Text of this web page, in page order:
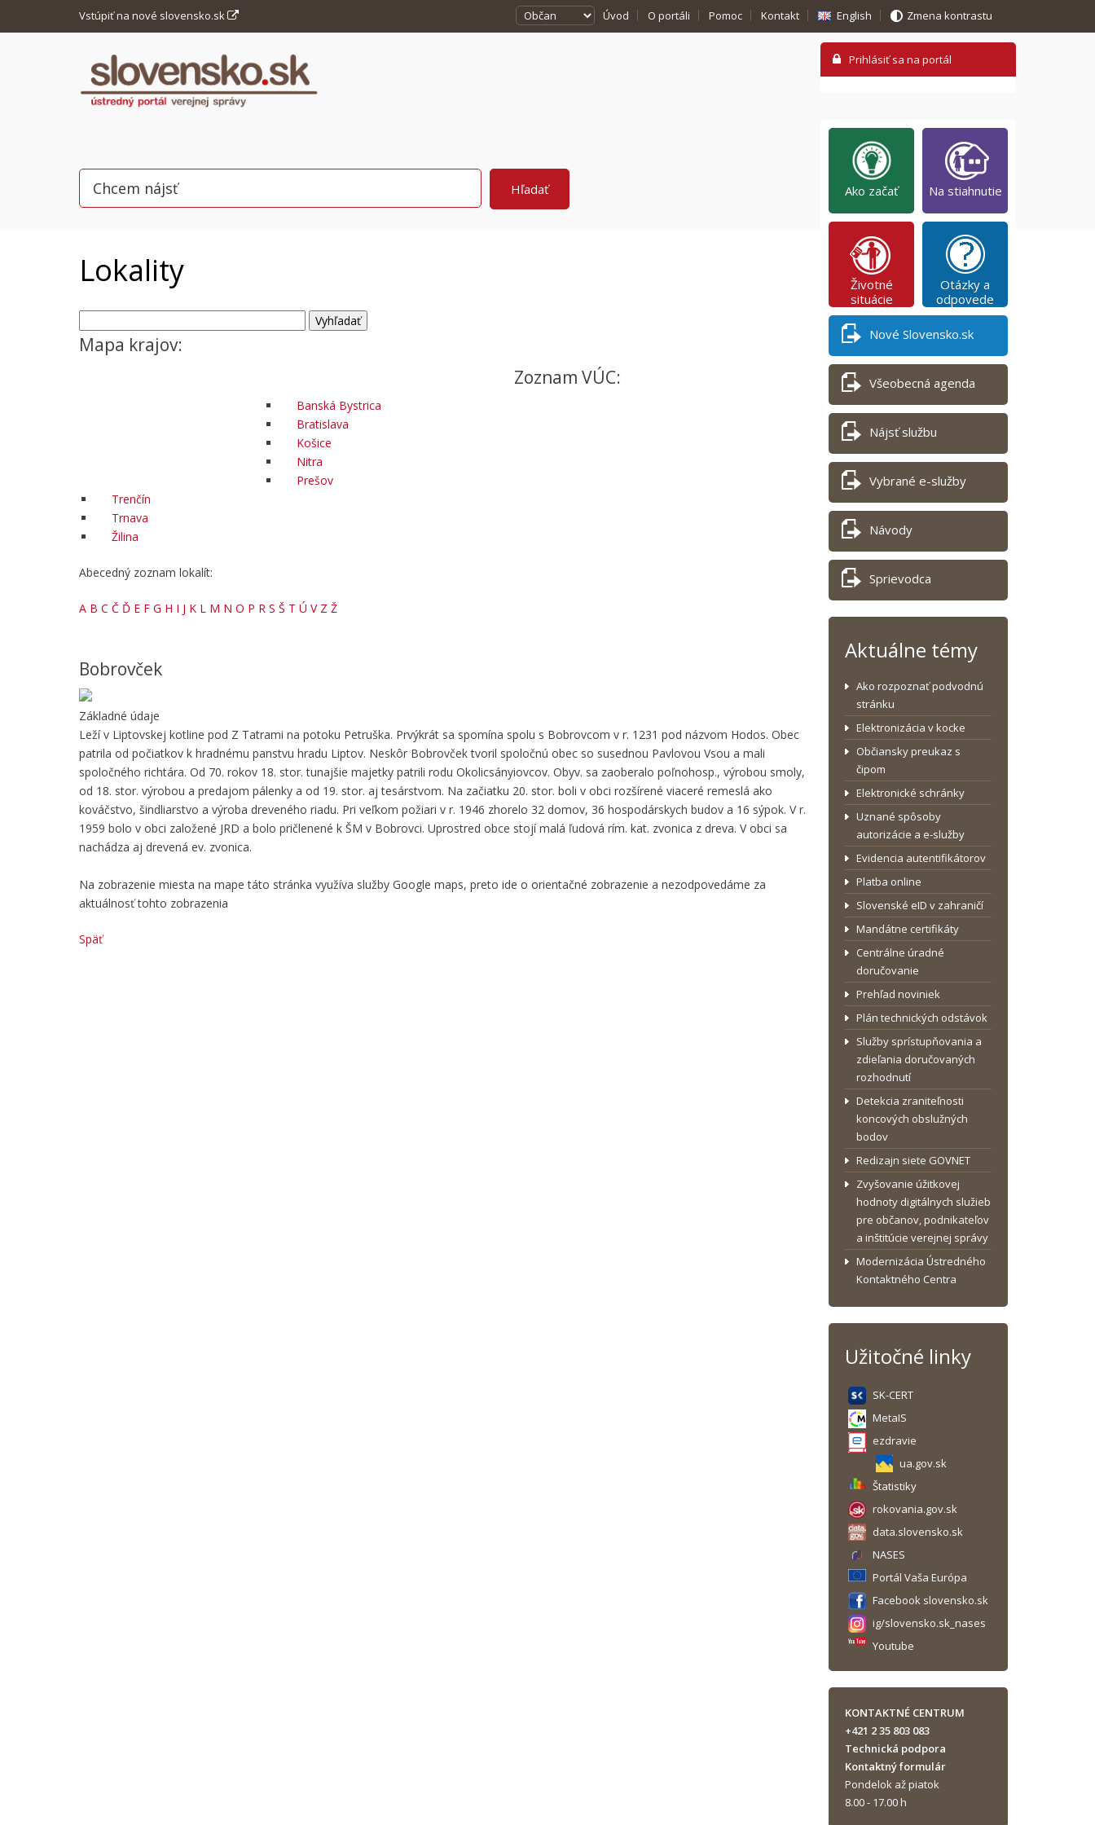
Vstúpiť na nové slovensko.sk Úvod O portáli Pomoc Kontakt English Zmena kontrastu
Lokality
Mapa krajov:
Zoznam VÚC:
Banská Bystrica
Bratislava
Košice
Nitra
Prešov
Trenčín
Trnava
Žilina
Abecedný zoznam lokalít:
A B C Č Ď E F G H I J K L M N O P R S Š T Ú V Z Ž
Bobrovček
Základné údaje
Leží v Liptovskej kotline pod Z Tatrami na potoku Petruška. Prvýkrát sa spomína spolu s Bobrovcom v r. 1231 pod názvom Hodos. Obec
patrila od počiatkov k hradnému panstvu hradu Liptov. Neskôr Bobrovček tvoril spoločnú obec so susednou Pavlovou Vsou a mali
spoločného richtára. Od 70. rokov 18. stor. tunajšie majetky patrili rodu Okolicsányiovcov. Obyv. sa zaoberalo poľnohosp., výrobou smoly,
od 18. stor. výrobou a predajom pálenky a od 19. stor. aj tesárstvom. Na začiatku 20. stor. boli v obci rozšírené viaceré remeslá ako
kováčstvo, šindliarstvo a výroba dreveného riadu. Pri veľkom požiari v r. 1946 zhorelo 32 domov, 36 hospodárskych budov a 16 sýpok. V r.
1959 bolo v obci založené JRD a bolo pričlenené k ŠM v Bobrovci. Uprostred obce stojí malá ľudová rím. kat. zvonica z dreva. V obci sa
nachádza aj drevená ev. zvonica.
Na zobrazenie miesta na mape táto stránka využíva služby Google maps, preto ide o orientačné zobrazenie a nezodpovedáme za
aktuálnosť tohto zobrazenia
Späť
Ako začať Na stiahnutie
Životné
situácie
Otázky a
odpovede
Nové Slovensko.sk
Všeobecná agenda
Nájsť službu
Vybrané e-služby
Návody
Sprievodca
Aktuálne témy
Ako rozpoznať podvodnú
stránku
Elektronizácia v kocke
Občiansky preukaz s
čipom
Elektronické schránky
Uznané spôsoby
autorizácie a e-služby
Evidencia autentifikátorov
Platba online
Slovenské eID v zahraničí
Mandátne certifikáty
Centrálne úradné
doručovanie
Prehľad noviniek
Plán technických odstávok
Služby sprístupňovania a
zdieľania doručovaných
rozhodnutí
Detekcia zraniteľnosti
koncových obslužných
bodov
Redizajn siete GOVNET
Zvyšovanie úžitkovej
hodnoty digitálnych služieb
pre občanov, podnikateľov
a inštitúcie verejnej správy
Modernizácia Ústredného
Kontaktného Centra
Užitočné linky
SK-CERT
MetaIS
ezdravie
ua.gov.sk
Štatistiky
rokovania.gov.sk
data.slovensko.sk
NASES
Portál Vaša Európa
Facebook slovensko.sk
ig/slovensko.sk_nases
Youtube
KONTAKTNÉ CENTRUM
+421 2 35 803 083
Technická podpora
Kontaktný formulár
Pondelok až piatok
8.00 - 17.00 h